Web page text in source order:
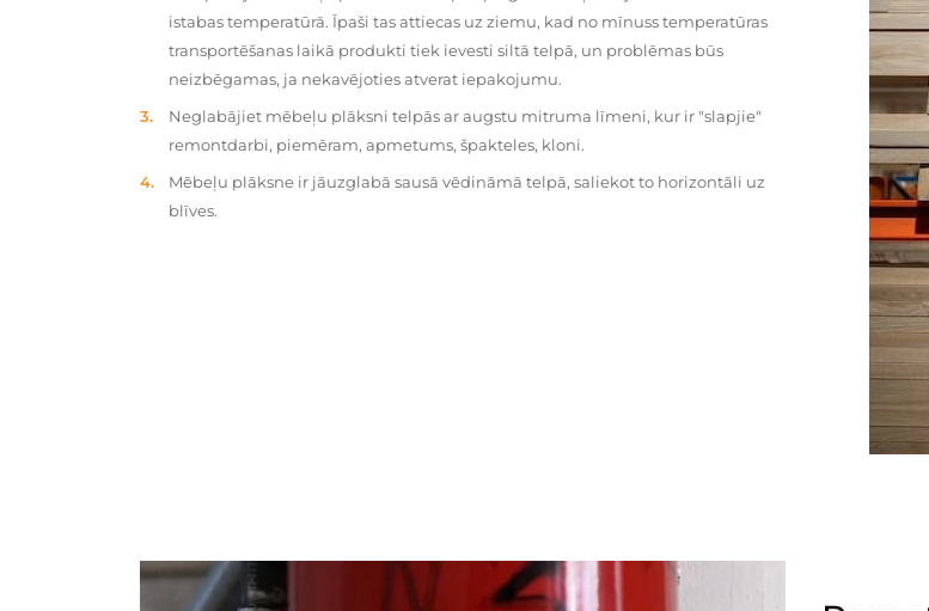
istabas temperatūrā. Īpaši tas attiecas uz ziemu, kad no mīnuss temperatūras
transportēšanas laikā produkti tiek ievesti siltā telpā, un problēmas būs
neizbēgamas, ja nekavējoties atverat iepakojumu.
Neglabājiet mēbeļu plāksni telpās ar augstu mitruma līmeni, kur ir "slapjie"
remontdarbi, piemēram, apmetums, špakteles, kloni.
Mēbeļu plāksne ir jāuzglabā sausā vēdināmā telpā, saliekot to horizontāli uz
blīves.